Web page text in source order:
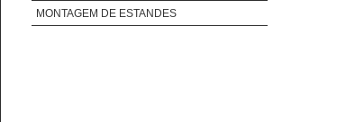
MONTAGEM DE ESTANDES